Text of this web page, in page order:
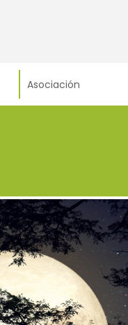
Asociación